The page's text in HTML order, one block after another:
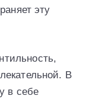
эту
В
в себе